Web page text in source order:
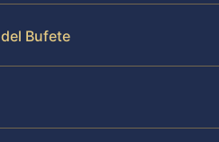
Bufete